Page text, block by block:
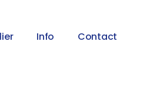
Info Contact